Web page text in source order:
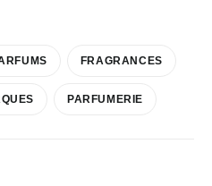
FRAGRANCES
PARFUMERIE